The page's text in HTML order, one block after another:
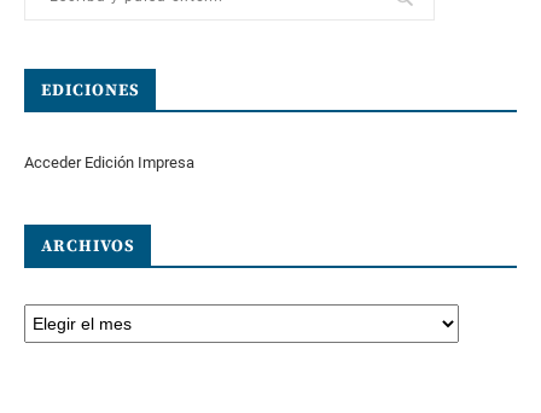
EDICIONES
Acceder Edición Impresa
ARCHIVOS